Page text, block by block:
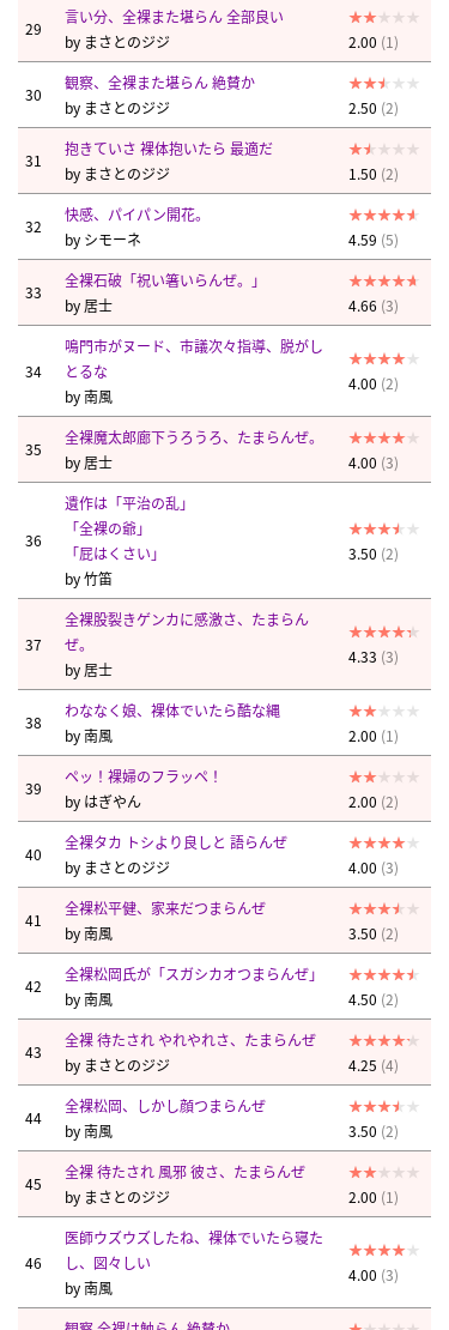
29
言い分、全裸また堪らん 全部良い
by まさとのジジ 2.00 (1)
30
観察、全裸また堪らん 絶賛か
by まさとのジジ 2.50 (2)
31
抱きていさ 裸体抱いたら 最適だ
by まさとのジジ 1.50 (2)
32
快感、パイパン開花。
by シモーネ 4.59 (5)
33
全裸石破「祝い箸いらんぜ。」
by 居士 4.66 (3)
34
鳴門市がヌード、市議次々指導、脱がし
とるな
by南風
4.00 (2)
35
全裸魔太郎廊下うろうろ、たまらんぜ。
by 居士 4.00 (3)
36
遺作は「平治の乱」
「全裸の爺」
「屁はくさい」
by竹笛
3.50 (2)
37
全裸股裂きゲンカに感激さ、たまらん
ぜ。
by 居士
4.33 (3)
38
わななく娘、裸体でいたら酷な縄
by南風 2.00 (1)
39
ペッ！裸婦のフラッペ！
by はぎやん 2.00 (2)
40
全裸タカ トシより良しと 語らんぜ
by まさとのジジ 4.00 (3)
41
全裸松平健、家来だつまらんぜ
by南風 3.50 (2)
42
全裸松岡氏が「スガシカオつまらんぜ」
by南風 4.50 (2)
43
全裸 待たされ やれやれさ、たまらんぜ
by まさとのジジ 4.25 (4)
44
全裸松岡、しかし顔つまらんぜ
by南風 3.50 (2)
45
全裸 待たされ 風邪 彼さ、たまらんぜ
by まさとのジジ 2.00 (1)
46
医師ウズウズしたね、裸体でいたら寝た
し、図々しい
by南風
4.00 (3)